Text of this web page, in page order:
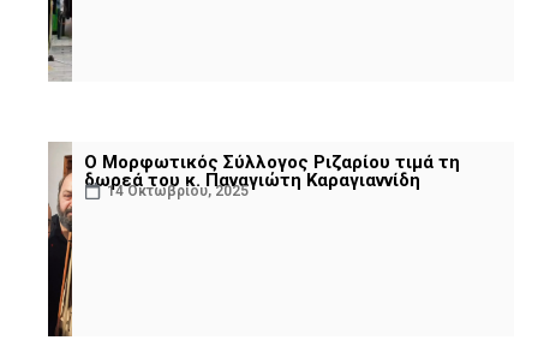
Ο Μορφωτικός Σύλλογος Ριζαρίου τιμά τη
δωρεά του κ. Παναγιώτη Καραγιαννίδη
14 Οκτωβρίου, 2025